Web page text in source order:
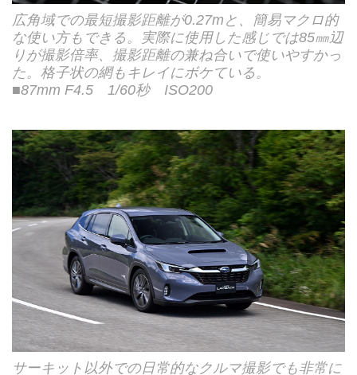
広角域での最短撮影距離が0.27mと、簡易マクロ的
な使い方もできる。実際に使用した感じでは85㎜辺
りが撮影倍率、撮影距離の兼ね合いで使いやすかっ
た。格子状の網もキレイにボケている。
■87mm F4.5 1/60秒 ISO200
サーキット以外での日常的なクルマ撮影でも非常に